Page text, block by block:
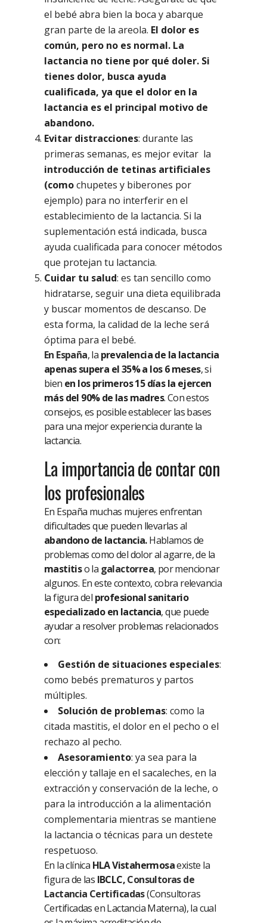
el bebé abra bien la boca y abarque
gran parte de la areola. El dolor es
común, pero no es normal. La
lactancia no tiene por qué doler. Si
tienes dolor, busca ayuda
cualificada, ya que el dolor en la
lactancia es el principal motivo de
abandono.
Evitar distracciones: durante las
primeras semanas, es mejor evitar la
introducción de tetinas artificiales
(comochupetes y biberones por
ejemplo) para no interferir en el
establecimiento de la lactancia. Si la
suplementación está indicada, busca
ayuda cualificada para conocer métodos
que protejan tu lactancia.
Cuidar tu salud: es tan sencillo como
hidratarse, seguir una dieta equilibrada
y buscar momentos de descanso. De
esta forma, la calidad de la leche será
óptima para el bebé.
En España, la prevalencia de la lactancia
apenas supera el 35% a los 6 meses, si
bien en los primeros 15 días la ejercen
más del 90% de las madres. Con estos
consejos, es posible establecer las bases
para una mejor experiencia durante la
lactancia.
La importancia de contar con
los profesionales
En España muchas mujeres enfrentan
dificultades que pueden llevarlas al
abandono de lactancia.Hablamos de
problemas como del dolor al agarre, de la
mastitiso la galactorrea, por mencionar
algunos. En este contexto, cobra relevancia
la figura del profesional sanitario
especializado en lactancia, que puede
ayudar a resolver problemas relacionados
con:
Gestión de situaciones especiales:
como bebés prematuros y partos
múltiples.
Solución de problemas: como la
citada mastitis, el dolor en el pecho o el
rechazo al pecho.
Asesoramiento: ya sea para la
elección y tallaje en el sacaleches, en la
extracción y conservación de la leche, o
para la introducción a la alimentación
complementaria mientras se mantiene
la lactancia o técnicas para un destete
respetuoso.
En la clínica HLA Vistahermosaexiste la
figura de las IBCLC,Consultoras de
Lactancia Certificadas(Consultoras
Certificadas en Lactancia Materna), la cual